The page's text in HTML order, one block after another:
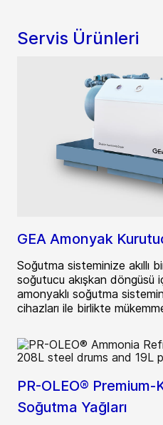
Servis Ürünleri
GEA Amonyak
Soğutma sisteminize akıllı
soğutucu akışkan döngüsü
amonyaklı soğutma
cihazları ile birlikte
PR-OLEO®
Soğutma Yağları